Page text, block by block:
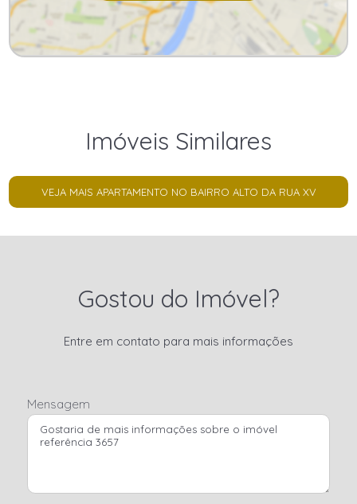
Imóveis Similares
VEJA MAIS APARTAMENTO NO BAIRRO ALTO DA RUA XV
Gostou do Imóvel?
Entre em contato para mais informações
Mensagem